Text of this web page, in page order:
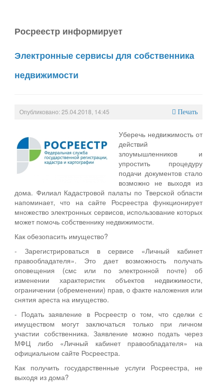
Росреестр информирует
Электронные сервисы для собственника
недвижимости
Опубликовано: 25.04.2018, 14:45 Печать
Уберечь недвижимость от
действий
злоумышленников и
упростить процедуру
подачи документов стало
возможно не выходя из
дома. Филиал Кадастровой палаты по Тверской области
напоминает, что на сайте Росреестра функционирует
множество электронных сервисов, использование которых
может помочь собственнику недвижимости.
Как обезопасить имущество?
- Зарегистрироваться в сервисе «Личный кабинет
правообладателя». Это дает возможность получать
оповещения (смс или по электронной почте) об
изменении характеристик объектов недвижимости,
ограничении (обременении) прав, о факте наложения или
снятия ареста на имущество.
- Подать заявление в Росреестр о том, что сделки с
имуществом могут заключаться только при личном
участии собственника. Заявление можно подать через
МФЦ либо «Личный кабинет правообладателя» на
официальном сайте Росреестра.
Как получить государственные услуги Росреестра, не
выходя из дома?